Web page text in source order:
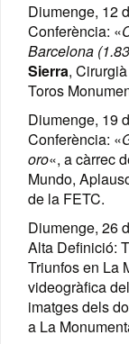
Diumenge, 12
Conferència: «
Barcelona
Sierra,
Toros
Diumenge, 19
Conferència: «
oro«, a càrrec
Mundo,
de la FETC.
Diumenge, 26
Alta Definició:
Triunfos en La
videogràfica
imatges dels
a La